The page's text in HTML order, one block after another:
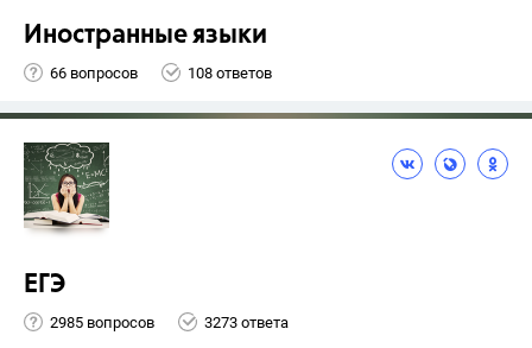
Иностранные языки
66 вопросов 108 ответов
ЕГЭ
2985 вопросов 3273 ответа